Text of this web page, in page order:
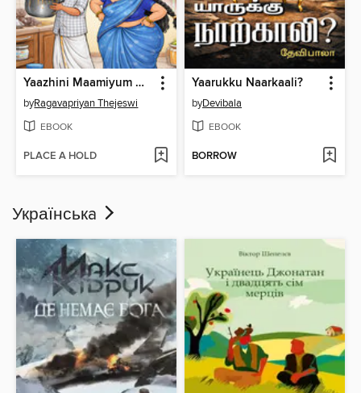
Yaazhini Maamiyum Ayyargalum
byRagavapriyan Thejeswi
EBOOK
PLACE A HOLD
Yaarukku Naarkaali?
byDevibala
EBOOK
BORROW
Українськa